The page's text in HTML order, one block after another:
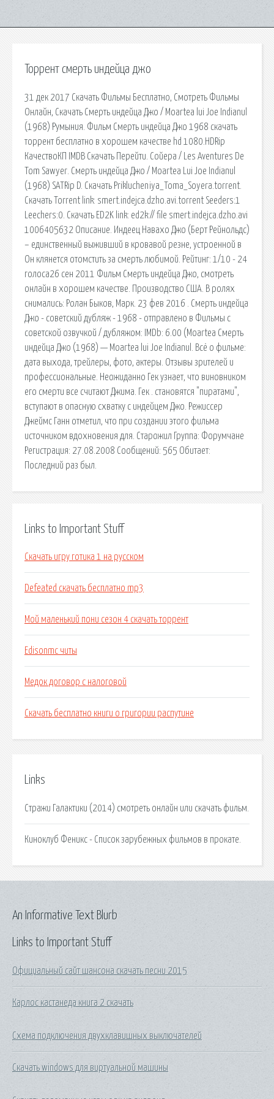
Торрент смерть индейца джо
31 дек 2017 Скачать Фильмы Бесплатно, Смотреть Фильмы
Онлайн, Скачать Смерть индейца Джо / Moartea lui Joe Indianul
(1968) Румыния. Фильм Смерть индейца Джо 1968 скачать
торрент бесплатно в хорошем качестве hd 1080.HDRip
КачествоКП IMDB Скачать Перейти. Сойера / Les Aventures De
Tom Sawyer. Смерть индейца Джо / Moartea Lui Joe Indianul
(1968) SATRip D. Скачать Priklucheniya_Toma_Soyera.torrent.
Скачать Torrent link: smert.indejca.dzho.avi.torrent Seeders:1
Leechers:0. Скачать ED2K link: ed2k:// file smert.indejca.dzho.avi
1006405632 Описание. Индеец Навахо Джо (Берт Рейнольдс)
– единственный выживший в кровавой резне, устроенной в
Он клянется отомстить за смерть любимой. Рейтинг: 1/10 - 24
голоса26 сен 2011 Фильм Смерть индейца Джо, смотреть
онлайн в хорошем качестве. Производство США. В ролях
снимались: Ролан Быков, Марк. 23 фев 2016 . Смерть индейца
Джо - советский дубляж - 1968 - отправлено в Фильмы с
советской озвучкой / дубляжом: IMDb: 6.00 (Moartea Смерть
индейца Джо (1968) — Moartea lui Joe Indianul. Всё о фильме:
дата выхода, трейлеры, фото, актеры. Отзывы зрителей и
профессиональные. Неожиданно Гек узнает, что виновником
его смерти все считают Джима. Гек . становятся "пиратами",
вступают в опасную схватку с индейцем Джо. Режиссер
Джеймс Ганн отметил, что при создании этого фильма
источником вдохновения для. Старожил Группа: Форумчане
Регистрация: 27.08.2008 Сообщений: 565 Обитает:
Последний раз был.
Links to Important Stuff
Скачать игру готика 1 на русском
Defeated скачать бесплатно mp3
Мой маленький пони сезон 4 скачать торрент
Edisonmc читы
Медок договор с налоговой
Скачать бесплатно книги о григории распутине
Links
Стражи Галактики (2014) смотреть онлайн или скачать фильм.
Киноклуб Феникс - Список зарубежных фильмов в прокате.
Links to Important Stuff
Официальный сайт шансона скачать песни 2015
Карлос кастанеда книга 2 скачать
Схема подключения двухклавишных выключателей
Скачать windows для виртуальной машины
An Informative Text Blurb